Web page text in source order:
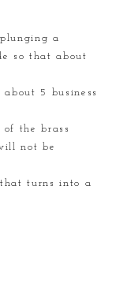
a
so that about
5 business
the brass
not be
that turns into a